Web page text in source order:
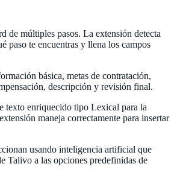
de múltiples pasos. La extensión detecta
paso te encuentras y llena los campos
básica, metas de contratación,
descripción y revisión final.
texto enriquecido tipo Lexical para la
maneja correctamente para insertar
usando inteligencia artificial que
Talivo a las opciones predefinidas de